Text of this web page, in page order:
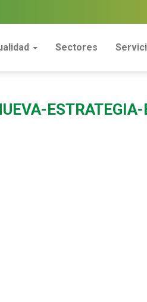
Sectores